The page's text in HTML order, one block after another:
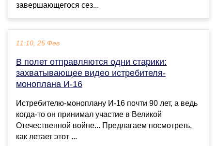
завершающегося сез...
11:10, 25 Фев
В полет отправляются одни старики:
захватывающее видео истребителя-
моноплана И-16
Истребителю-моноплану И-16 почти 90 лет, а ведь
когда-то он принимал участие в Великой
Отечественной вoйне... Предлагаем посмотреть,
как летает этот ...